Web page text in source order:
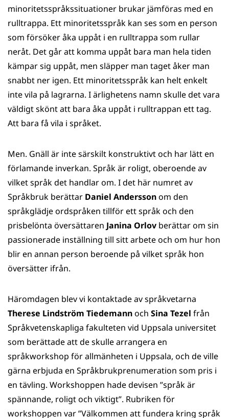
minoritetsspråkssituationer brukar jämföras med en
rulltrappa. Ett minoritetsspråk kan ses som en person
som försöker åka uppåt i en rulltrappa som rullar
neråt. Det går att komma uppåt bara man hela tiden
kämpar sig uppåt, men släpper man taget åker man
snabbt ner igen. Ett minoritetsspråk kan helt enkelt
inte vila på lagrarna. I ärlighetens namn skulle det vara
väldigt skönt att bara åka uppåt i rulltrappan ett tag.
Att bara få vila i språket.
Men. Gnäll är inte särskilt konstruktivt och har lätt en
förlamande inverkan. Språk är roligt, oberoende av
vilket språk det handlar om. I det här numret av
Språkbruk berättar Daniel Anderssonom den
språkglädje ordspråken tillför ett språk och den
prisbelönta översättaren Janina Orlov berättar om sin
passionerade inställning till sitt arbete och om hur hon
blir en annan person beroende på vilket språk hon
översätter ifrån.
Häromdagen blev vi kontaktade av språkvetarna
Therese Lindström Tiedemannoch Sina Tezel från
Språkvetenskapliga fakulteten vid Uppsala universitet
som berättade att de skulle arrangera en
språkworkshop för allmänheten i Uppsala, och de ville
gärna erbjuda en Språkbrukprenumeration som pris i
en tävling. Workshoppen hade devisen ”språk är
spännande, roligt och viktigt”. Rubriken för
workshoppen var ”Välkommen att fundera kring språk